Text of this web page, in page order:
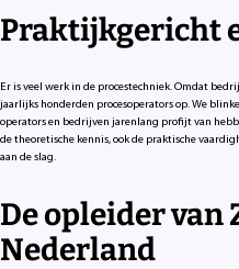
Praktijkgericht
Er is veel werk in de procestechniek. Omdat
jaarlijks honderden procesoperators op. We
operators en bedrijven jarenlang profijt van
de theoretische kennis, ook de praktische
aan de slag.
De opleider van
Nederland